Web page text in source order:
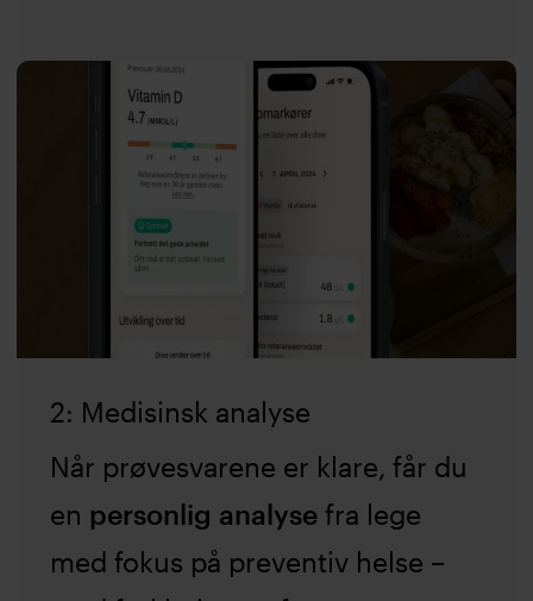
2: Medisinsk analyse
Når prøvesvarene er klare, får du
en personlig analyse fra lege
med fokus på preventiv helse –